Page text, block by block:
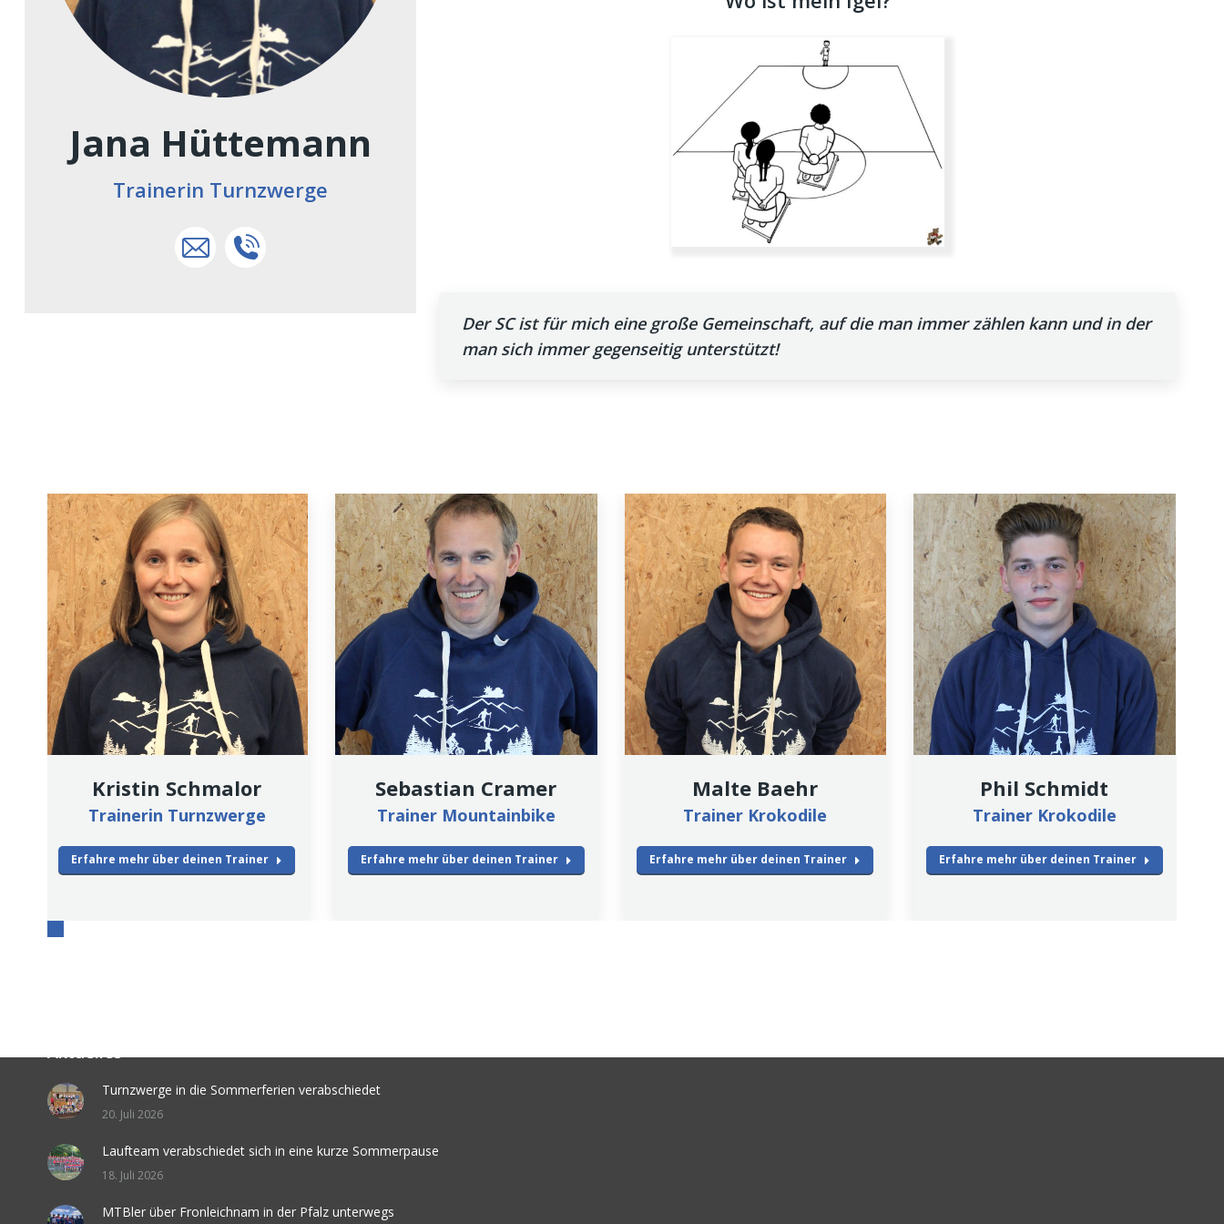
Jana Hüttemann
Trainerin Turnzwerge
jana.weilandt@sc-
+49
Der SC ist für mich eine große Gemeinschaft, auf die man immer zählen kann und in der
man sich immer gegenseitig unterstützt!
Kristin Schmalor
Trainerin Turnzwerge
Erfahre mehr über deinen Trainer
Sebastian Cramer
Trainer Mountainbike
Erfahre mehr über deinen Trainer
Malte Baehr
Trainer Krokodile
Erfahre mehr über deinen Trainer
Phil Schmidt
Trainer Krokodile
Erfahre mehr über deinen Trainer
Aktuelles
Turnzwerge in die Sommerferien verabschiedet
20. Juli 2026
Laufteam verabschiedet sich in eine kurze Sommerpause
18. Juli 2026
MTBler über Fronleichnam in der Pfalz unterwegs